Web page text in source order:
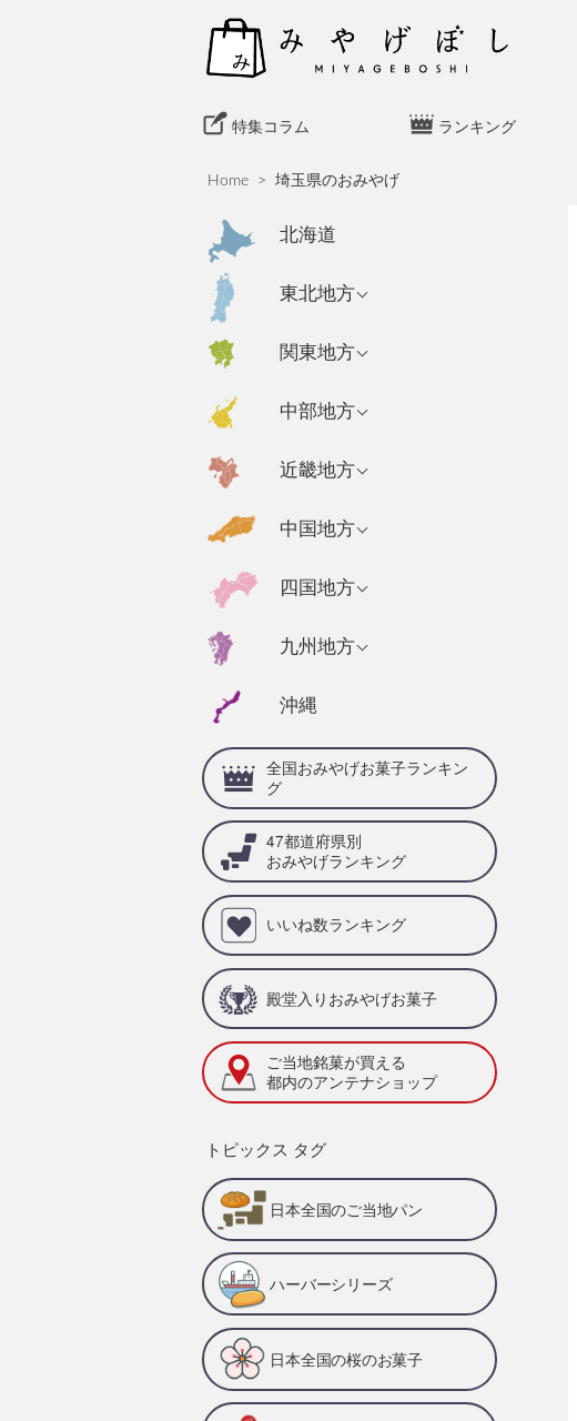
特集コラム ランキング
Home > 埼玉県のおみやげ
北海道
東北地方
青森県のおみやげ
岩手県のおみやげ
山形県のおみやげ
宮城県のおみやげ
関東地方
東京都のおみやげ
神奈川県のおみや
げ
埼玉県のおみやげ
茨城県のおみやげ
栃木県のおみやげ
群馬県のおみやげ
中部地方
新潟県のおみやげ
富山県のおみやげ
静岡県のおみやげ
福井県のおみやげ
山梨県のおみやげ
岐阜県のおみやげ
愛知県のおみやげ
近畿地方
大阪府のおみやげ
京都府のおみやげ
三重県のおみやげ
兵庫県のおみやげ
げ
中国地方
広島県のおみやげ
山口県のおみやげ
島根県のおみやげ
岡山県のおみやげ
鳥取県のおみやげ
四国地方
高知県のおみやげ
香川県のおみやげ
九州地方
福岡県のおみやげ
佐賀県のおみやげ
宮崎県のおみやげ
熊本県のおみやげ
鹿児島県のおみや
げ
長崎県のおみやげ
沖縄
全国おみやげお菓子ランキン
グ
47都道府県別
おみやげランキング
いいね数ランキング
殿堂入りおみやげお菓子
ご当地銘菓が買える
都内のアンテナショップ
トピックス タグ
日本全国のご当地パン
ハーバーシリーズ
日本全国の桜のお菓子